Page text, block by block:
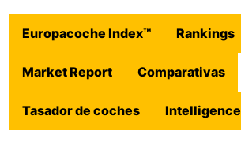
Europacoche Index™ Rankings
Market Report Comparativas
Tasador de coches Intelligence